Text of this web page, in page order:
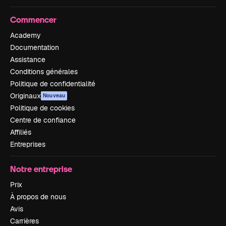
Commencer
Academy
Documentation
Assistance
Conditions générales
Politique de confidentialité
Originaux Nouveau
Politique de cookies
Centre de confiance
Affiliés
Entreprises
Notre entreprise
Prix
À propos de nous
Avis
Carrières